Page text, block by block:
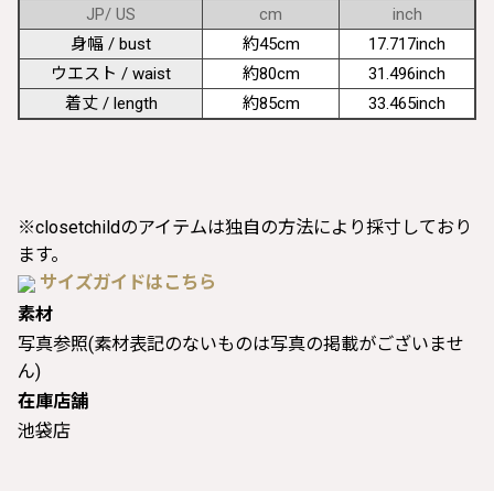
JP/ US cm
inch
身幅 / bust
約45cm
17.717inch
ウエスト / waist
約80cm
31.496inch
着丈 / length
約85cm 33.465inch
※closetchildのアイテムは独自の方法により採寸しており
ます。
サイズガイドはこちら
素材
写真参照(素材表記のないものは写真の掲載がございませ
ん)
在庫店舗
池袋店